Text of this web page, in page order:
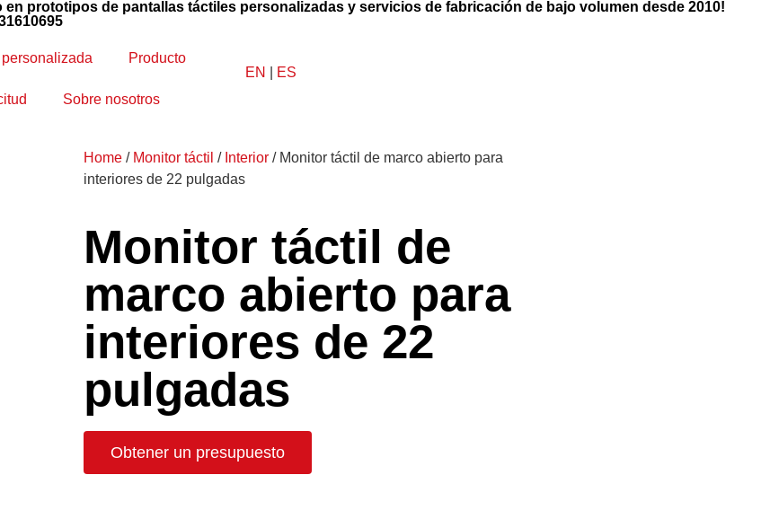
prototipos de pantallas táctiles personalizadas y servicios de fabricación de bajo volumen desde 2010!
Producto
Sobre nosotros
EN ES
Home / Monitor táctil / Interior / Monitor táctil de marco abierto para
interiores de 22 pulgadas
Monitor táctil de
marco abierto para
interiores de 22
pulgadas
Obtener un presupuesto